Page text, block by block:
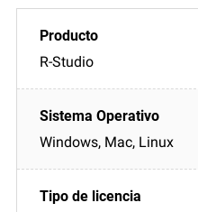
R-Studio
Windows, Mac, Linux